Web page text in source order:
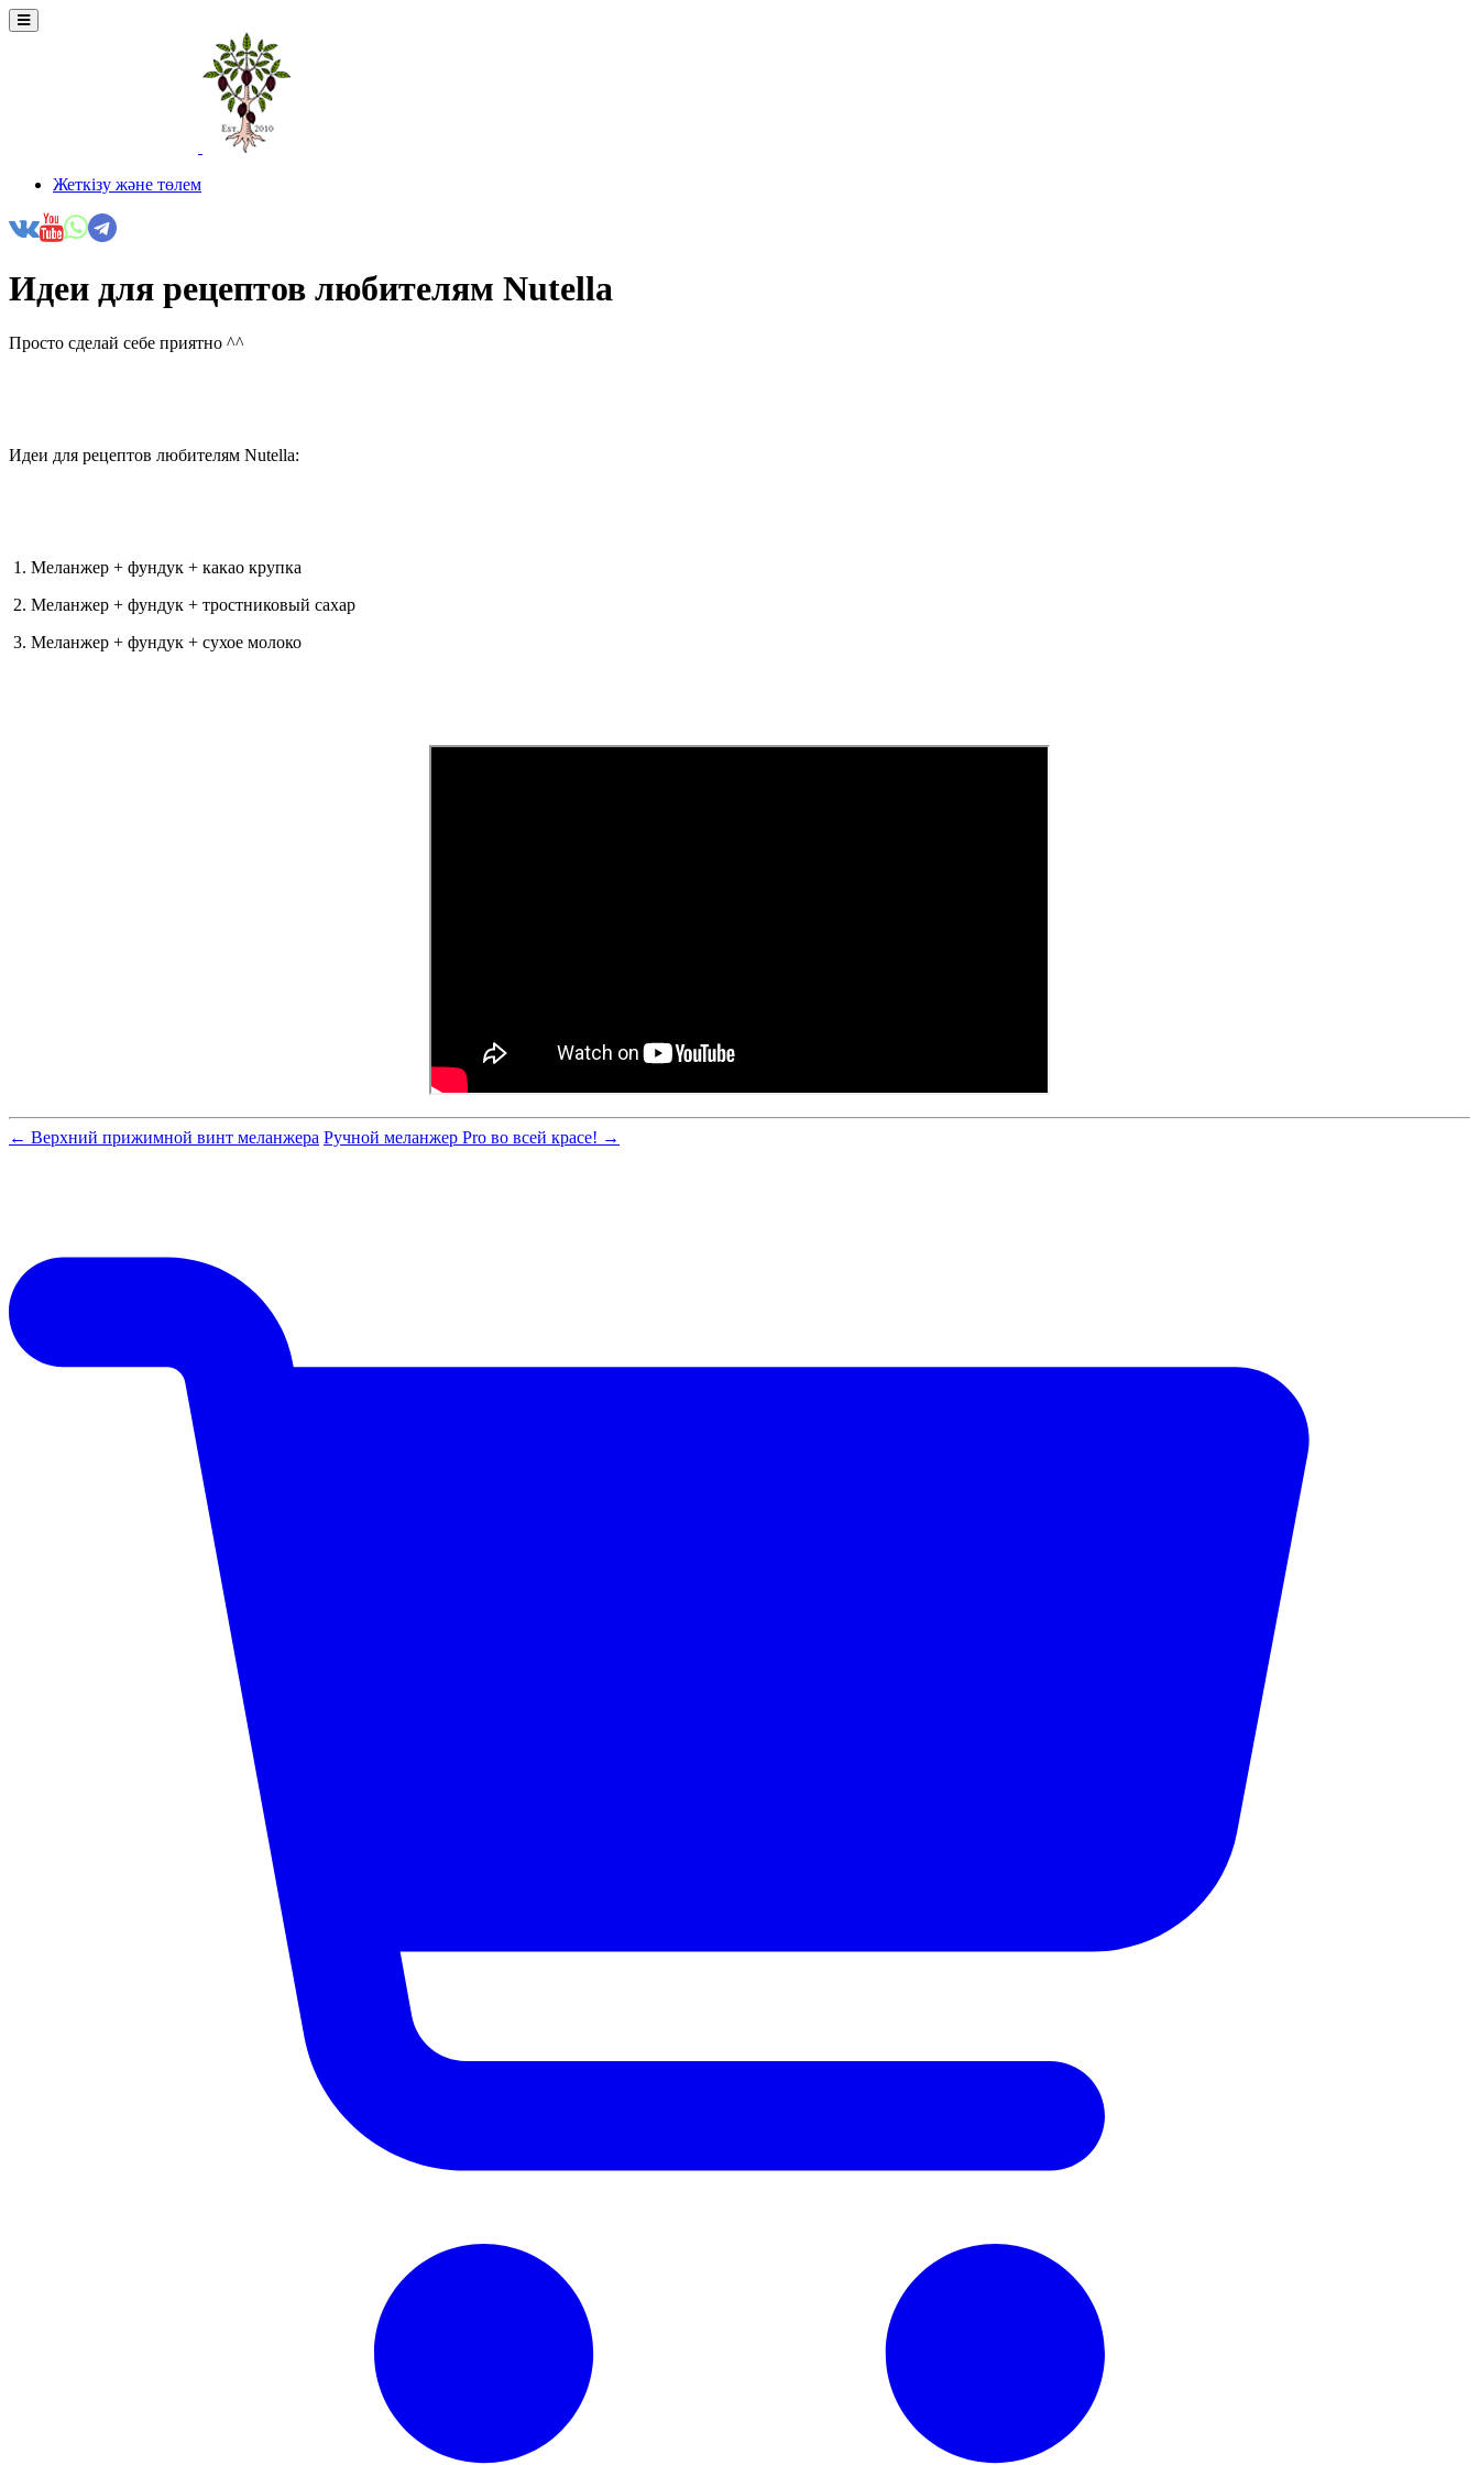
Жеткізу және төлем
Идеи для рецептов любителям Nutella
Просто сделай себе приятно ^^
Идеи для рецептов любителям Nutella:
1. Меланжер + фундук + какао крупка
2. Меланжер + фундук + тростниковый сахар
3. Меланжер + фундук + сухое молоко
← Верхний прижимной винт меланжера Ручной меланжер Pro во всей красе! →